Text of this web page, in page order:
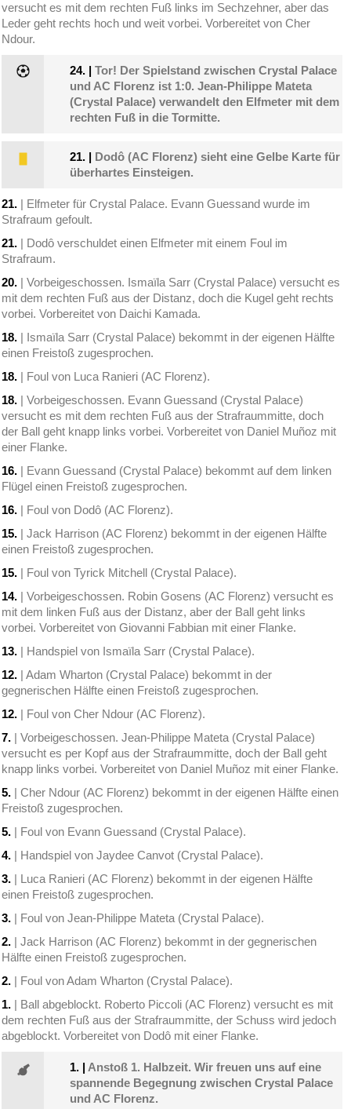
versucht es mit dem rechten Fuß links im Sechzehner, aber das
Leder geht rechts hoch und weit vorbei. Vorbereitet von Cher
Ndour.
24. |Tor! Der Spielstand zwischen Crystal Palace
und AC Florenz ist 1:0. Jean-Philippe Mateta
(Crystal Palace) verwandelt den Elfmeter mit dem
rechten Fuß in die Tormitte.
21. | Dodô (AC Florenz) sieht eine Gelbe Karte für
überhartes Einsteigen.
21. | Elfmeter für Crystal Palace. Evann Guessand wurde im
Strafraum gefoult.
21. | Dodô verschuldet einen Elfmeter mit einem Foul im
Strafraum.
20. | Vorbeigeschossen. Ismaïla Sarr (Crystal Palace) versucht es
mit dem rechten Fuß aus der Distanz, doch die Kugel geht rechts
vorbei. Vorbereitet von Daichi Kamada.
18. | Ismaïla Sarr (Crystal Palace) bekommt in der eigenen Hälfte
einen Freistoß zugesprochen.
18. | Foul von Luca Ranieri (AC Florenz).
18. | Vorbeigeschossen. Evann Guessand (Crystal Palace)
versucht es mit dem rechten Fuß aus der Strafraummitte, doch
der Ball geht knapp links vorbei. Vorbereitet von Daniel Muñoz mit
einer Flanke.
16. | Evann Guessand (Crystal Palace) bekommt auf dem linken
Flügel einen Freistoß zugesprochen.
16. | Foul von Dodô (AC Florenz).
15. | Jack Harrison (AC Florenz) bekommt in der eigenen Hälfte
einen Freistoß zugesprochen.
15. | Foul von Tyrick Mitchell (Crystal Palace).
14. | Vorbeigeschossen. Robin Gosens (AC Florenz) versucht es
mit dem linken Fuß aus der Distanz, aber der Ball geht links
vorbei. Vorbereitet von Giovanni Fabbian mit einer Flanke.
13. | Handspiel von Ismaïla Sarr (Crystal Palace).
12. | Adam Wharton (Crystal Palace) bekommt in der
gegnerischen Hälfte einen Freistoß zugesprochen.
12. | Foul von Cher Ndour (AC Florenz).
7. | Vorbeigeschossen. Jean-Philippe Mateta (Crystal Palace)
versucht es per Kopf aus der Strafraummitte, doch der Ball geht
knapp links vorbei. Vorbereitet von Daniel Muñoz mit einer Flanke.
5. | Cher Ndour (AC Florenz) bekommt in der eigenen Hälfte einen
Freistoß zugesprochen.
5. | Foul von Evann Guessand (Crystal Palace).
4. | Handspiel von Jaydee Canvot (Crystal Palace).
3. | Luca Ranieri (AC Florenz) bekommt in der eigenen Hälfte
einen Freistoß zugesprochen.
3. | Foul von Jean-Philippe Mateta (Crystal Palace).
2. | Jack Harrison (AC Florenz) bekommt in der gegnerischen
Hälfte einen Freistoß zugesprochen.
2. | Foul von Adam Wharton (Crystal Palace).
1. | Ball abgeblockt. Roberto Piccoli (AC Florenz) versucht es mit
dem rechten Fuß aus der Strafraummitte, der Schuss wird jedoch
abgeblockt. Vorbereitet von Dodô mit einer Flanke.
1. | Anstoß 1. Halbzeit. Wir freuen uns auf eine
spannende Begegnung zwischen Crystal Palace
und AC Florenz.